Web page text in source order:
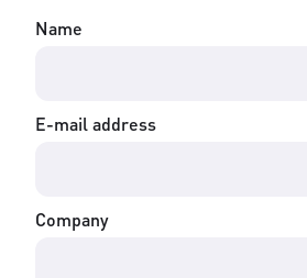
Name
E-mail address
Company